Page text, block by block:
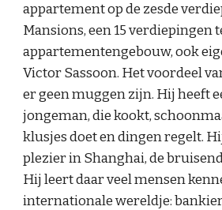
appartement op de zesde
Mansions, een 15 verdiepingen
appartementengebouw, ook
Victor Sassoon. Het voordeel
er geen muggen zijn. Hij heeft
jongeman, die kookt,
klusjes doet en dingen regelt.
plezier in Shanghai, de
Hij leert daar veel mensen
internationale wereldje: